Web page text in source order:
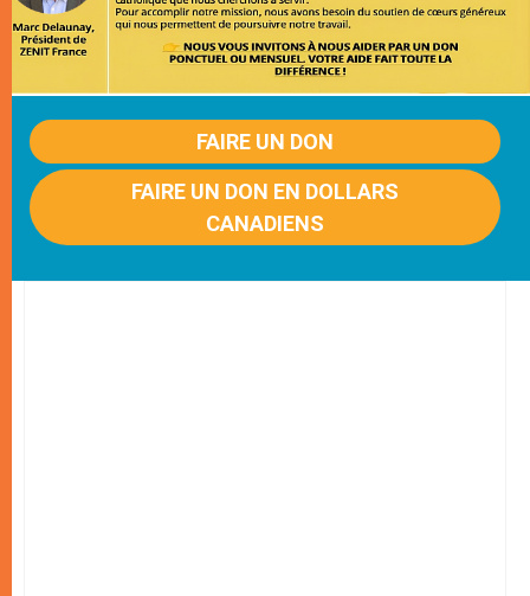
FAIRE UN DON
FAIRE UN DON EN DOLLARS
CANADIENS